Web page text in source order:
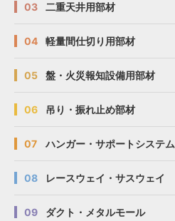
03 二重天井用部材
04 軽量間仕切り用部材
05 盤・火災報知設備用部材
06 吊り・振れ止め部材
07 ハンガー・サポートシステム
08 レースウェイ・サスウェイ
09 ダクト・メタルモール